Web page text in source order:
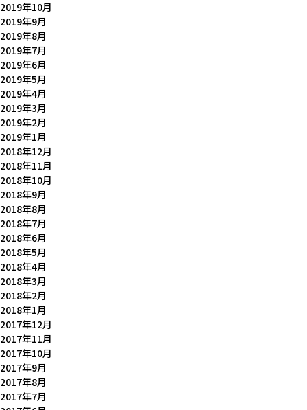
2019年10月
2019年9月
2019年8月
2019年7月
2019年6月
2019年5月
2019年4月
2019年3月
2019年2月
2019年1月
2018年12月
2018年11月
2018年10月
2018年9月
2018年8月
2018年7月
2018年6月
2018年5月
2018年4月
2018年3月
2018年2月
2018年1月
2017年12月
2017年11月
2017年10月
2017年9月
2017年8月
2017年7月